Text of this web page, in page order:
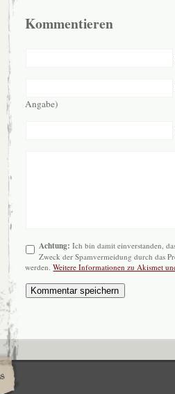
Kommentieren
Angabe)
Achtung: Ich bin damit einverstanden,
Zweck der Spamvermeidung durch das
werden.Weitere Informationen zu Akismet